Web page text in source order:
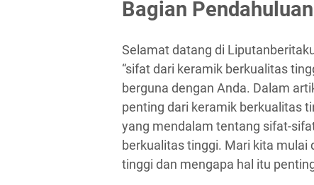
Bagian Pendahuluan
Selamat datang di
“sifat dari keramik berkualitas
berguna dengan Anda. Dalam
penting dari keramik berkualitas
yang mendalam tentang sifat-
berkualitas tinggi. Mari kita
tinggi dan mengapa hal itu